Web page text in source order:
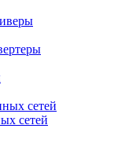
сетей
сетей